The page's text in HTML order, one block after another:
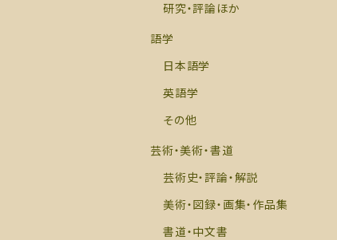
研究・評論ほか
語学
日本語学
英語学
その他
芸術・美術・書道
芸術史・評論・解説
美術・図録・画集・作品集
書道・中文書